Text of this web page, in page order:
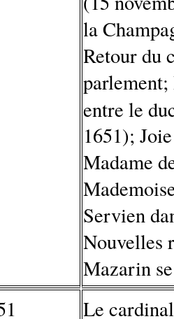
la
Retour du
entre le
1651);
Madame
Servien
Nouvelles
Mazarin
Le